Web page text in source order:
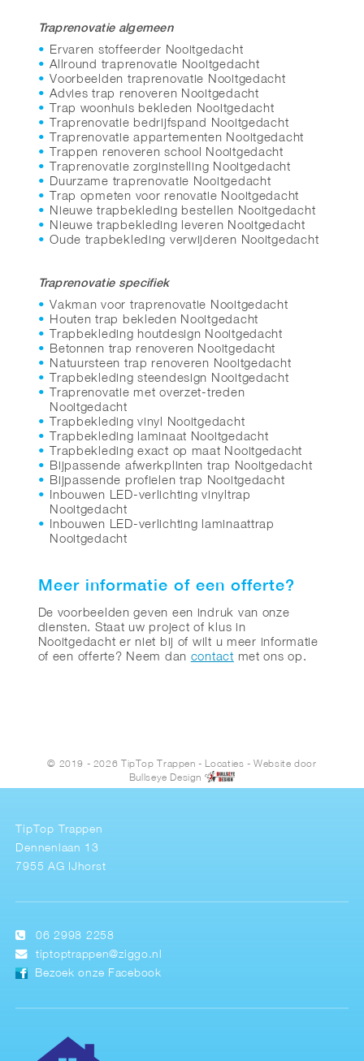
Traprenovatie algemeen
Ervaren stoffeerder Nooitgedacht
Allround traprenovatie Nooitgedacht
Voorbeelden traprenovatie Nooitgedacht
Advies trap renoveren Nooitgedacht
Trap woonhuis bekleden Nooitgedacht
Traprenovatie bedrijfspand Nooitgedacht
Traprenovatie appartementen Nooitgedacht
Trappen renoveren school Nooitgedacht
Traprenovatie zorginstelling Nooitgedacht
Duurzame traprenovatie Nooitgedacht
Trap opmeten voor renovatie Nooitgedacht
Nieuwe trapbekleding bestellen Nooitgedacht
Nieuwe trapbekleding leveren Nooitgedacht
Oude trapbekleding verwijderen Nooitgedacht
Traprenovatie specifiek
Vakman voor traprenovatie Nooitgedacht
Houten trap bekleden Nooitgedacht
Trapbekleding houtdesign Nooitgedacht
Betonnen trap renoveren Nooitgedacht
Natuursteen trap renoveren Nooitgedacht
Trapbekleding steendesign Nooitgedacht
Traprenovatie met overzet-treden
Nooitgedacht
Trapbekleding vinyl Nooitgedacht
Trapbekleding laminaat Nooitgedacht
Trapbekleding exact op maat Nooitgedacht
Bijpassende afwerkplinten trap Nooitgedacht
Bijpassende profielen trap Nooitgedacht
Inbouwen LED-verlichting vinyltrap
Nooitgedacht
Inbouwen LED-verlichting laminaattrap
Nooitgedacht
Meer informatie of een offerte?
De voorbeelden geven een indruk van onze
diensten. Staat uw project of klus in
Nooitgedacht er niet bij of wilt u meer informatie
of een offerte? Neem dan contact met ons op.
© 2019 - 2026 TipTop Trappen- Locaties - Website door
Bullseye Design
TipTop Trappen
Dennenlaan 13
7955 AG IJhorst
06 2998 2258
tiptoptrappen@ziggo.nl
Bezoek onze Facebook